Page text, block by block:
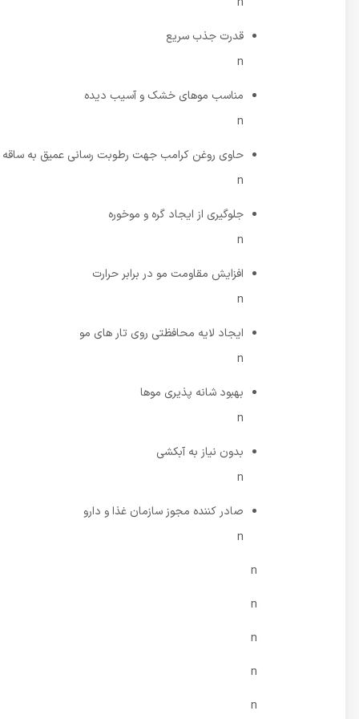
قدرت جذب سریع
n
مناسب موهای خشک و آسیب دیده
n
حاوی روغن کرامب جهت رطوبت رسانی عمیق به ساقه
n
جلوگیری از ایجاد گره و موخوره
n
افزایش مقاومت مو در برابر حرارت
n
ایجاد لایه محافظتی روی تار های مو
n
بهبود شانه پذیری موها
n
بدون نیاز به آبکشی
n
صادر کننده مجوز سازمان غذا و دارو
n
n
n
n
n
n